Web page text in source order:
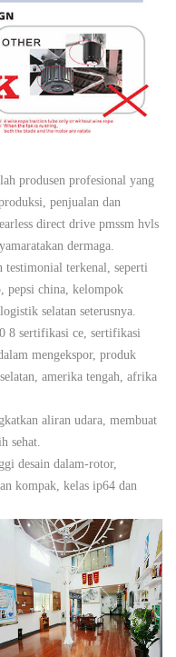
produsen profesional yang
penjualan dan
direct drive pmssm hvls
dermaga.
terkenal, seperti
pepsi china, kelompok
selatan seterusnya.
8 sertifikasi ce, sertifikasi
mengekspor, produk
amerika tengah, afrika
aliran udara, membuat
sehat.
desain dalam-rotor,
kompak, kelas ip64 dan